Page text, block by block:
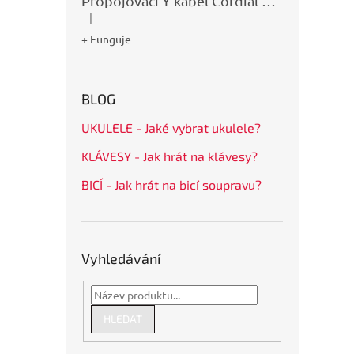
Hodnocení produktu je 5 z 5 hvězdiček.
|
+ Funguje
BLOG
UKULELE - Jaké vybrat ukulele?
KLÁVESY - Jak hrát na klávesy?
BICÍ - Jak hrát na bicí soupravu?
Vyhledávání
HLEDAT